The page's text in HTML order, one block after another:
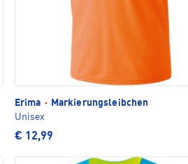
Erima ·
Markierungsleibchen
Unisex
€ 12,99